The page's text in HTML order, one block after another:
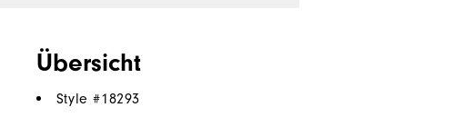
Übersicht
Style #18293